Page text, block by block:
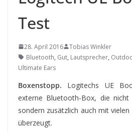
Test
28. April 2016
Tobias Winkler
Bluetooth, Gut, Lautsprecher,
Ultimate Ears
Boxenstopp. Logitechs UE
externe Bluetooth-Box, die
sondern zusätzlich auch mit
überzeugt.